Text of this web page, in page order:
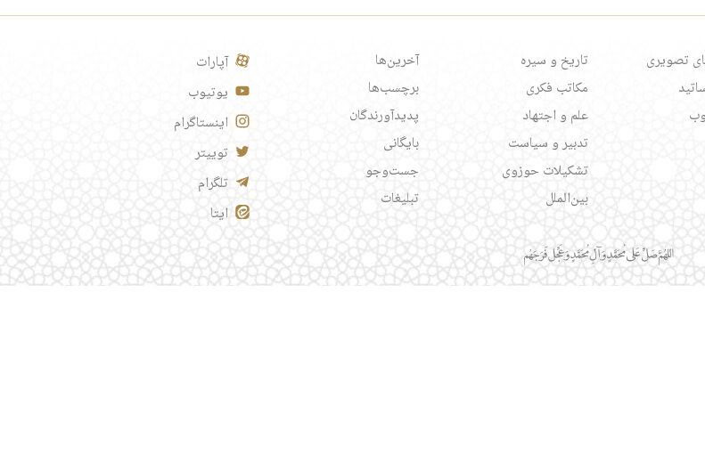
تصویری
تاریخ و سیره
مکاتب فکری
علم و اجتهاد
تدبیر و سیاست
تشکیلات حوزوی
بین‌الملل
آخرین‌ها
برچسب‌ها
پدیدآورندگان
بایگانی
جست‌وجو
تبلیغات
آپارات
یوتیوب
اینستاگرام
توییتر
تلگرام
ایتا